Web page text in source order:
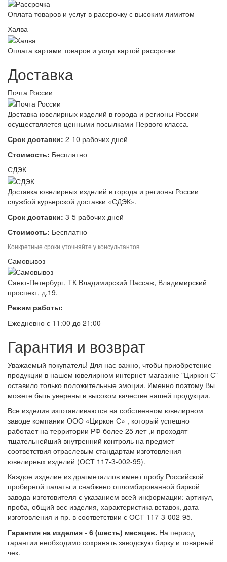
Оплата товаров и услуг в рассрочку с высоким лимитом
Халва
Оплата картами товаров и услуг картой рассрочки
Доставка
Почта России
Доставка ювелирных изделий в города и регионы России
осуществляется ценными посылками Первого класса.
Срок доставки: 2-10 рабочих дней
Стоимость: Бесплатно
СДЭК
Доставка ювелирных изделий в города и регионы России
службой курьерской доставки «СДЭК».
Срок доставки: 3-5 рабочих дней
Стоимость: Бесплатно
Конкретные сроки уточняйте у консультантов
Самовывоз
Санкт-Петербург, ТК Владимирский Пассаж, Владимирский
проспект, д.19.
Режим работы:
Ежедневно с 11:00 до 21:00
Гарантия и возврат
Уважаемый покупатель! Для нас важно, чтобы приобретение
продукции в нашем ювелирном интернет-магазине "Циркон С"
оставило только положительные эмоции. Именно поэтому Вы
можете быть уверены в высоком качестве нашей продукции.
Все изделия изготавливаются на собственном ювелирном
заводе компании ООО «Циркон С» , который успешно
работает на территории РФ более 25 лет ,и проходят
тщательнейший внутренний контроль на предмет
соответствия отраслевым стандартам изготовления
ювелирных изделий (ОСТ 117-3-002-95).
Каждое изделие из драгметаллов имеет пробу Российской
пробирной палаты и снабжено опломбированной биркой
завода-изготовителя с указанием всей информации: артикул,
проба, общий вес изделия, характеристика вставок, дата
изготовления и пр. в соответствии с ОСТ 117-3-002-95.
Гарантия на изделия - 6 (шесть) месяцев. На период
гарантии необходимо сохранять заводскую бирку и товарный
чек.